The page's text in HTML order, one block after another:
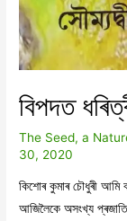
বিপদত
The Seed, a
30, 2020
কিশোৰ কুমাৰ চৌধুৰী আমি
আজিলৈকে অসংখ্য